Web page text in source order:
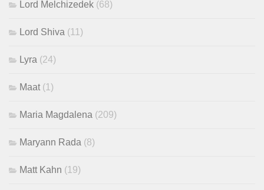
Lord Melchizedek (68)
Lord Shiva (11)
Lyra (24)
Maat (1)
Maria Magdalena (209)
Maryann Rada (8)
Matt Kahn (19)